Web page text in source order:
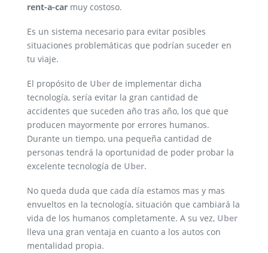
rent-a-car muy costoso.
Es un sistema necesario para evitar posibles
situaciones problemáticas que podrían suceder en
tu viaje.
El propósito de Uber de implementar dicha
tecnología, sería evitar la gran cantidad de
accidentes que suceden año tras año, los que que
producen mayormente por errores humanos.
Durante un tiempo, una pequeña cantidad de
personas tendrá la oportunidad de poder probar la
excelente tecnología de Uber.
No queda duda que cada día estamos mas y mas
envueltos en la tecnología, situación que cambiará la
vida de los humanos completamente. A su vez, Uber
lleva una gran ventaja en cuanto a los autos con
mentalidad propia.